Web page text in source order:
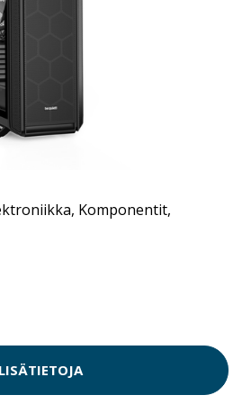
, Komponentit,
LISÄTIETOJA